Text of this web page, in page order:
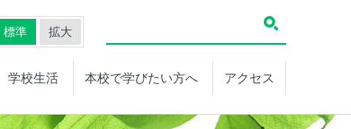
標準 拡大
学校生活 本校で学びたい方へ アクセス